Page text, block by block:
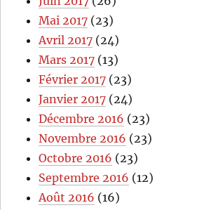
Mai 2017 (23)
Avril 2017 (24)
Mars 2017 (13)
Février 2017 (23)
Janvier 2017 (24)
Décembre 2016 (23)
Novembre 2016 (23)
Octobre 2016 (23)
Septembre 2016 (12)
Août 2016 (16)